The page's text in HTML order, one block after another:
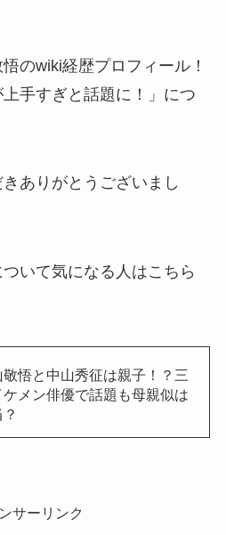
のwiki経歴プロフィール！
手すぎと話題に！」につ
ありがとうございまし
ついて気になる人はこちら
敬悟と中山秀征は親子！？三
ケメン俳優で話題も母親似は
サーリンク